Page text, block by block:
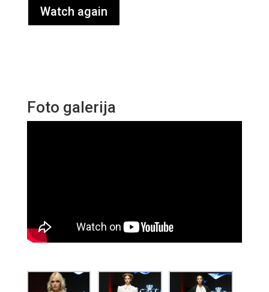
Watch again
Foto galerija